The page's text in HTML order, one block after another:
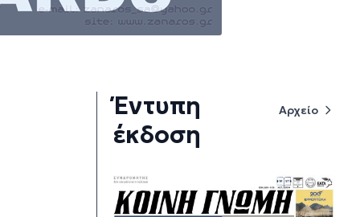
Έντυπη
έκδοση
Αρχείο